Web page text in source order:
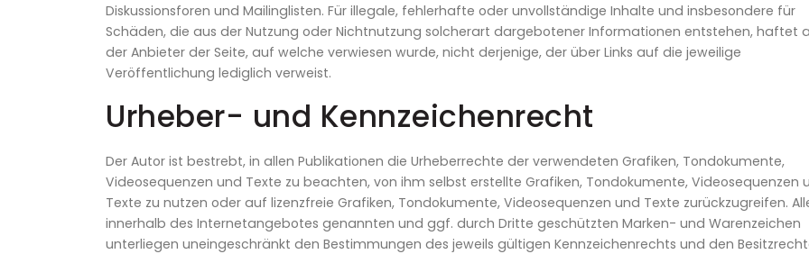
Diskussionsforen und Mailinglisten. Für illegale, fehlerhafte oder unvollständige Inhalte und insbesondere für
Schäden, die aus der Nutzung oder Nichtnutzung solcherart dargebotener Informationen entstehen, haftet
der Anbieter der Seite, auf welche verwiesen wurde, nicht derjenige, der über Links auf die jeweilige
Veröffentlichung lediglich verweist.
Urheber- und Kennzeichenrecht
Der Autor ist bestrebt, in allen Publikationen die Urheberrechte der verwendeten Grafiken, Tondokumente,
Videosequenzen und Texte zu beachten, von ihm selbst erstellte Grafiken, Tondokumente, Videosequenzen
Texte zu nutzen oder auf lizenzfreie Grafiken, Tondokumente, Videosequenzen und Texte zurückzugreifen.
innerhalb des Internetangebotes genannten und ggf. durch Dritte geschützten Marken- und Warenzeichen
unterliegen uneingeschränkt den Bestimmungen des jeweils gültigen Kennzeichenrechts und den